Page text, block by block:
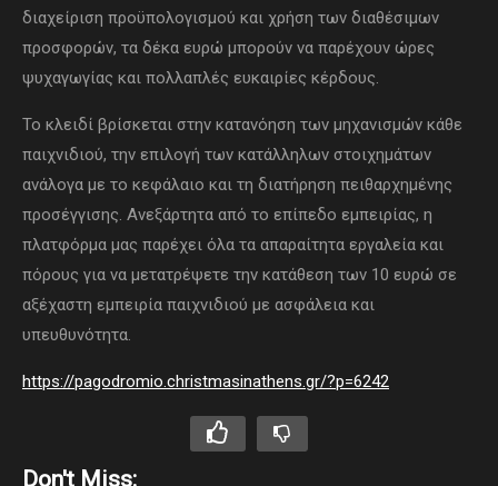
διαχείριση προϋπολογισμού και χρήση των διαθέσιμων
προσφορών, τα δέκα ευρώ μπορούν να παρέχουν ώρες
ψυχαγωγίας και πολλαπλές ευκαιρίες κέρδους.
Το κλειδί βρίσκεται στην κατανόηση των μηχανισμών κάθε
παιχνιδιού, την επιλογή των κατάλληλων στοιχημάτων
ανάλογα με το κεφάλαιο και τη διατήρηση πειθαρχημένης
προσέγγισης. Ανεξάρτητα από το επίπεδο εμπειρίας, η
πλατφόρμα μας παρέχει όλα τα απαραίτητα εργαλεία και
πόρους για να μετατρέψετε την κατάθεση των 10 ευρώ σε
αξέχαστη εμπειρία παιχνιδιού με ασφάλεια και
υπευθυνότητα.
https://pagodromio.christmasinathens.gr/?p=6242
Don't Miss: